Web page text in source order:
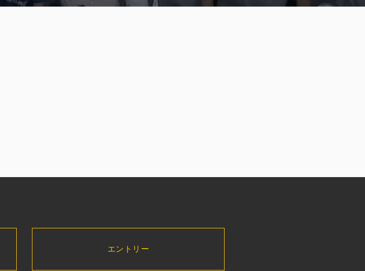
エントリー